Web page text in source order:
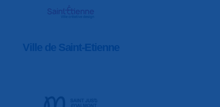
Ville de Saint-Etienne